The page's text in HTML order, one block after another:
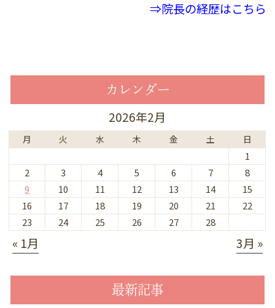
⇒院長の経歴はこちら
カレンダー
2026年2月
月 火 水 木 金 土 日
1
2
3 4 5 6 7
8
9
10 11 12 13 14
15
16
17 18 19 20 21
22
23
24 25 26 27 28
« 1月 3月 »
最新記事